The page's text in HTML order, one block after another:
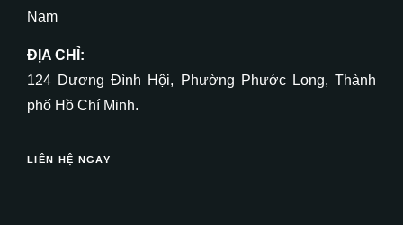
Nam
ĐỊA CHỈ:
124 Dương Đình Hội, Phường Phước Long, Thành
phố Hồ Chí Minh.
LIÊN HỆ NGAY